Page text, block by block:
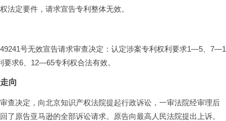
法定要件，请求宣告专利整体无效。
号无效宣告请求审查决定：认定涉案专利权利要求1—5、7—1
求6、12—65专利权合法有效。
向
查决定，向北京知识产权法院提起行政诉讼，一审法院经审理后
了原告亚马逊的全部诉讼请求。原告向最高人民法院提出上诉。